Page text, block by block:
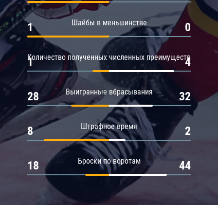
Шайбы в меньшинстве
1 0
Количество полученных численных преимуществ
1 4
Выигранные вбрасывания
28 32
Штрафное время
8 2
Броски по воротам
18 44